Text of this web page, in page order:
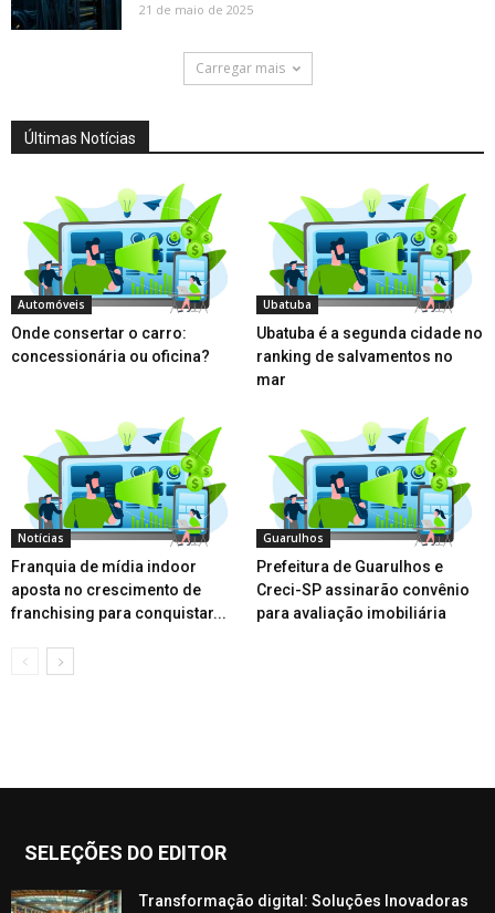
21 de maio de 2025
Carregar mais
Últimas Notícias
Automóveis
Onde consertar o carro:
concessionária ou oficina?
Ubatuba
Ubatuba é a segunda cidade no
ranking de salvamentos no
mar
Notícias
Franquia de mídia indoor
aposta no crescimento de
franchising para conquistar...
Guarulhos
Prefeitura de Guarulhos e
Creci-SP assinarão convênio
para avaliação imobiliária
SELEÇÕES DO EDITOR
Transformação digital: Soluções Inovadoras